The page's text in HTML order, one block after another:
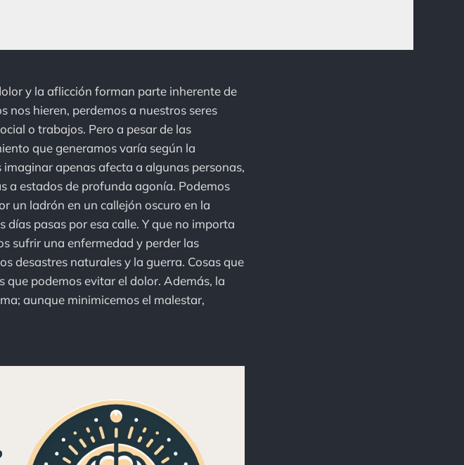
y la aflicción forman parte inherente de
nos hieren, perdemos a nuestros seres
o trabajos. Pero a pesar de las
que generamos varía según la
apenas afecta a algunas personas,
a estados de profunda agonía. Podemos
un ladrón en un callejón oscuro en la
días pasas por esa calle. Y que no importa
sufrir una enfermedad y perder las
desastres naturales y la guerra. Cosas que
que podemos evitar el dolor. Además, la
aunque minimicemos el malestar,